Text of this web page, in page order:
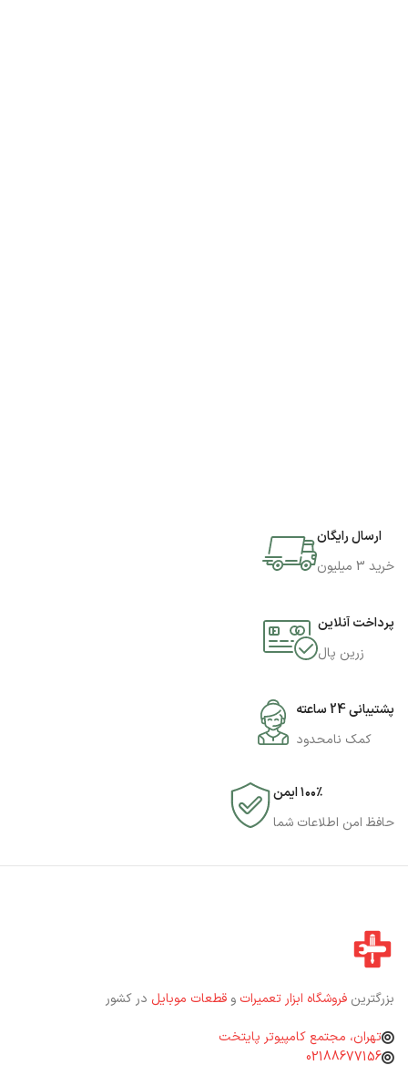
ارسال رایگان
خرید 3 میلیون
پرداخت آنلاین
زرین پال
پشتیبانی 24 ساعته
کمک نامحدود
۱۰۰٪ ایمن
حافظ امن اطلاعات شما
بزرگترین فروشگاه ابزار تعمیرات و قطعات موبایل در کشور
تهران، مجتمع کامپیوتر پایتخت
02188677156